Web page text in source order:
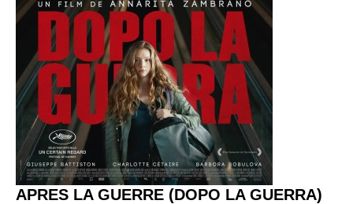
APRES LA GUERRE (DOPO LA GUERRA)